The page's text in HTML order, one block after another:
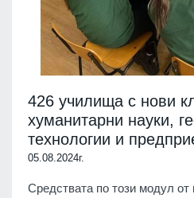
426 училища с нови
хуманитарни науки,
технологии и
05.08.2024г.
Средствата по този модул от